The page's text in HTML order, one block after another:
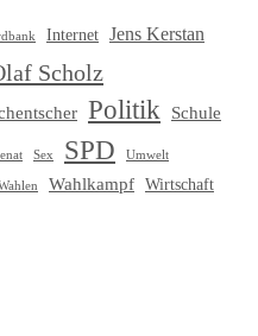
Internet Jens Kerstan
Scholz
Politik
Schule
Sex SPD Umwelt
Wahlkampf Wirtschaft